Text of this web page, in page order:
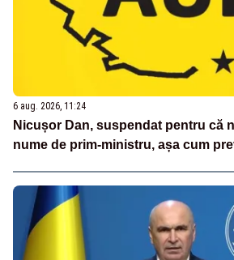
6 aug. 2026, 11:24
Nicușor Dan, suspendat pentru că
nume de prim-ministru, așa cum